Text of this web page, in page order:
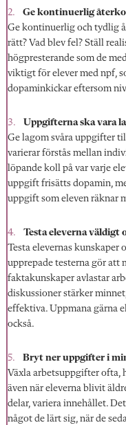
Ge kontinuerlig
Ge kontinuerlig och tydlig
rätt? Vad blev fel? Ställ
högpresterande som de
viktigt för elever med npf,
dopaminkickar eftersom
Uppgifterna ska vara
Ge lagom svåra uppgifter
varierar förstås mellan
löpande koll på var varje
uppgift frisätts dopamin,
uppgift som eleven räknar
Testa eleverna väldigt
Testa elevernas kunskaper
upprepade testerna gör att
faktakunskaper avlastar
diskussioner stärker
effektiva. Uppmana gärna
också.
Bryt ner uppgifter i
Växla arbetsuppgifter ofta,
även när eleverna blivit
delar, variera innehållet.
något de lärt sig, när de